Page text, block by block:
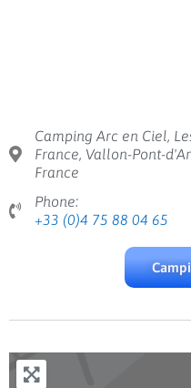
Camping Arc en Ciel,
France, Vallon-Pont-
France
Phone:
+33 (0)4 75 88 04 65